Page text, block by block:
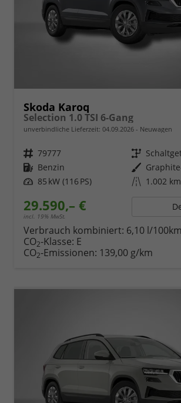
Skoda Karoq
Selection 1.0 TSI 6-Gang
unverbindliche Lieferzeit: 04.09.2026 Neuwagen
Fahrzeugnr. 79777 Getriebe
Kraftstoff Benzin Außenfarbe
Leistung 85 kW (116 PS) Kilometerstand 1.002 km
29.590,– €
incl. 19% MwSt.
Verbrauch kombiniert: 6,10 l/100km
CO2-Klasse: E
CO2-Emissionen: 139,00 g/km